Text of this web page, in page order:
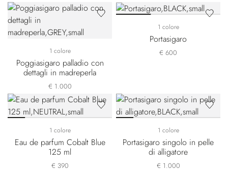
1 colore
Poggiasigaro palladio con
dettagli in madreperla
€ 1.000
1 colore
Portasigaro
€ 600
1 colore
Eau de parfum Cobalt Blue
125 ml
€ 390
1 colore
Portasigaro singolo in pelle
di alligatore
€ 1.000